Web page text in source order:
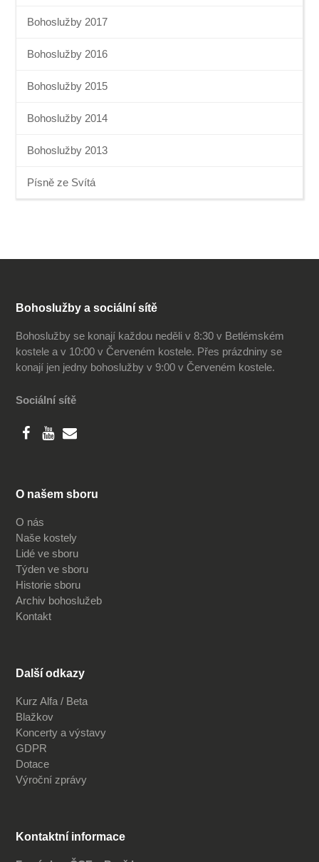
Bohoslužby 2017
Bohoslužby 2016
Bohoslužby 2015
Bohoslužby 2014
Bohoslužby 2013
Písně ze Svítá
Bohoslužby a sociální sítě
Bohoslužby se konají každou neděli v 8:30 v Betlémském
kostele a v 10:00 v Červeném kostele. Přes prázdniny se
konají jen jedny bohoslužby v 9:00 v Červeném kostele.
Sociální sítě
O našem sboru
O nás
Naše kostely
Lidé ve sboru
Týden ve sboru
Historie sboru
Archiv bohoslužeb
Kontakt
Další odkazy
Kurz Alfa / Beta
Blažkov
Koncerty a výstavy
GDPR
Dotace
Výroční zprávy
Kontaktní informace